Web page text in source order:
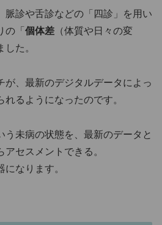
脈診や舌診などの「四診」を用い
の「 個体差 （体質や日々の変
た。
が、最新のデジタルデータによっ
るようになったのです。
う未病の状態を、最新のデータと
セスメントできる。
なります。